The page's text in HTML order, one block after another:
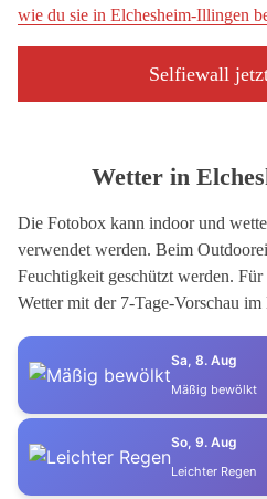
wie du sie in Elchesheim-Illingen
Selfiewall
Wetter in
Die Fotobox kann indoor und
verwendet werden. Beim
Feuchtigkeit geschützt werden.
Wetter mit der 7-Tage-Vorschau
Sa, 8. Aug
Mäßig bewölkt
So, 9. Aug
Leichter Regen